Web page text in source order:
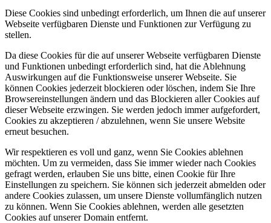
Diese Cookies sind unbedingt erforderlich, um Ihnen die auf unserer
Webseite verfügbaren Dienste und Funktionen zur Verfügung zu
stellen.
Da diese Cookies für die auf unserer Webseite verfügbaren Dienste
und Funktionen unbedingt erforderlich sind, hat die Ablehnung
Auswirkungen auf die Funktionsweise unserer Webseite. Sie
können Cookies jederzeit blockieren oder löschen, indem Sie Ihre
Browsereinstellungen ändern und das Blockieren aller Cookies auf
dieser Webseite erzwingen. Sie werden jedoch immer aufgefordert,
Cookies zu akzeptieren / abzulehnen, wenn Sie unsere Website
erneut besuchen.
Wir respektieren es voll und ganz, wenn Sie Cookies ablehnen
möchten. Um zu vermeiden, dass Sie immer wieder nach Cookies
gefragt werden, erlauben Sie uns bitte, einen Cookie für Ihre
Einstellungen zu speichern. Sie können sich jederzeit abmelden oder
andere Cookies zulassen, um unsere Dienste vollumfänglich nutzen
zu können. Wenn Sie Cookies ablehnen, werden alle gesetzten
Cookies auf unserer Domain entfernt.